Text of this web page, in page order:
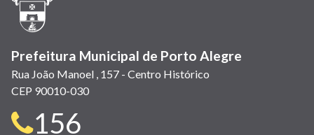
Prefeitura Municipal de Porto Alegre
Rua João Manoel , 157 - Centro Histórico
CEP 90010-030
Telefone
156